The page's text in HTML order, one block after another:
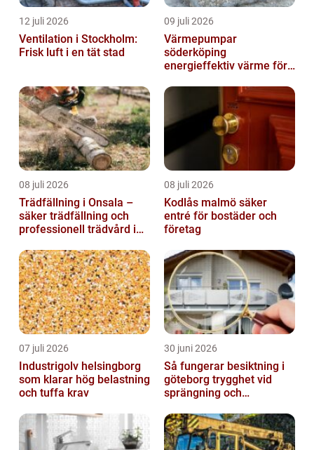
12 juli 2026
Ventilation i Stockholm:
Frisk luft i en tät stad
09 juli 2026
Värmepumpar
söderköping
energieffektiv värme för
08 juli 2026
Trädfällning i Onsala –
säker trädfällning och
professionell trädvård i
08 juli 2026
Kodlås malmö säker
entré för bostäder och
företag
07 juli 2026
Industrigolv helsingborg
som klarar hög belastning
och tuffa krav
30 juni 2026
Så fungerar besiktning i
göteborg trygghet vid
sprängning och